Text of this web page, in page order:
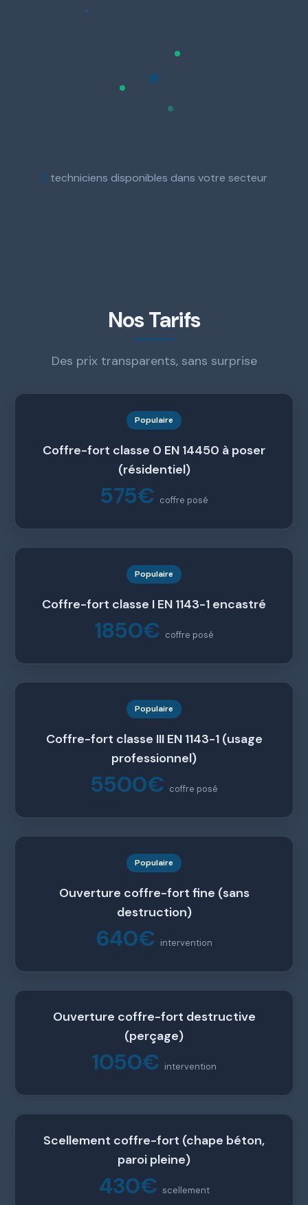
3 techniciens disponibles dans votre secteur
Nos Tarifs
Des prix transparents, sans surprise
Populaire
Coffre-fort classe 0 EN 14450 à poser
(résidentiel)
575€ coffre posé
Populaire
Coffre-fort classe I EN 1143-1 encastré
1850€ coffre posé
Populaire
Coffre-fort classe III EN 1143-1 (usage
professionnel)
5500€ coffre posé
Populaire
Ouverture coffre-fort fine (sans
destruction)
640€ intervention
Ouverture coffre-fort destructive
(perçage)
1050€ intervention
Scellement coffre-fort (chape béton,
paroi pleine)
430€ scellement